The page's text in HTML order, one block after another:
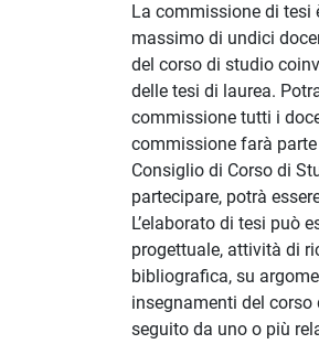
La commissione di
massimo di undici
del corso di studio
delle tesi di laurea.
commissione tutti i
commissione farà
Consiglio di Corso di
partecipare, potrà
L’elaborato di tesi può
progettuale, attività di
bibliografica, su
insegnamenti del
seguito da uno o più